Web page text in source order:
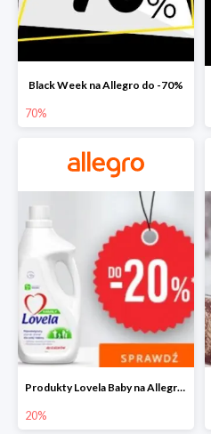
Black Week na Allegro do -70%
70%
Produkty Lovela Baby na Allegro do -20%
20%